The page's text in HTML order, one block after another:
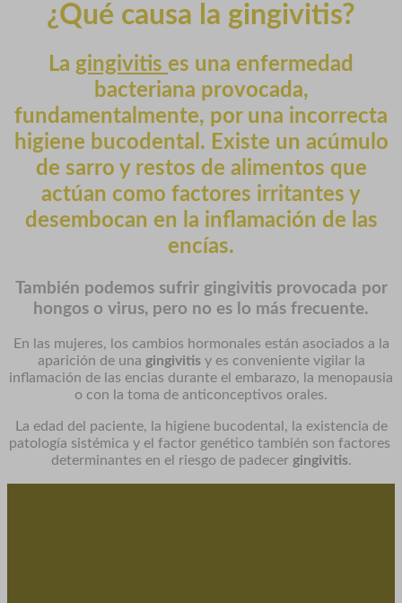
¿Qué causa la gingivitis?
La gingivitis es una enfermedad
bacteriana provocada,
fundamentalmente, por una incorrecta
higiene bucodental. Existe un acúmulo
de sarro y restos de alimentos que
actúan como factores irritantes y
desembocan en la inflamación de las
encías.
También podemos sufrir gingivitisprovocada por
hongos o virus, pero no es lo más frecuente.
En las mujeres, los cambios hormonales están asociados a la
aparición de una gingivitis y es conveniente vigilar la
inflamación de las encias durante el embarazo, la menopausia
o con la toma de anticonceptivos orales.
La edad del paciente, la higiene bucodental, la existencia de
patología sistémica y el factor genético también son factores
determinantes en el riesgo de padecer gingivitis.